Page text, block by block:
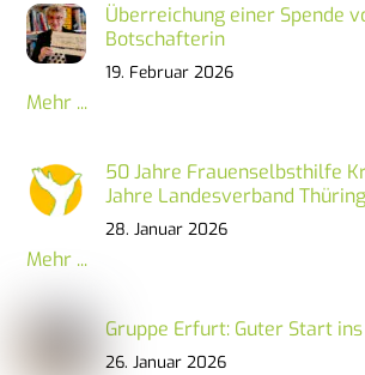
Überreichung einer Spende
Botschafterin
19. Februar 2026
Mehr ...
50 Jahre Frauenselbsthilfe
Jahre Landesverband
28. Januar 2026
Mehr ...
Gruppe Erfurt: Guter Start
26. Januar 2026